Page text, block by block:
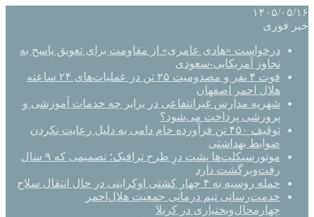
۱۴۰۵/۰۵/۱۶
خبر فوری
درخواست «هادی عامری» از مقاومت برای تعویق پاسخ به
تجاوز آمریکایی-سعودی
فوت ۴ نفر و مصدومیت ۲۵ تن در عملیات‌های ۲۴ ساعته
هلال احمر اصفهان
شهریه مدارس غیرانتفاعی در برابر چه خدمات آموزشی و
پرورشی پرداخت می‌شود؟
توقیف ۴۵۰ تن فرآورده خام دامی به دلیل رعایت نکردن
ضوابط بهداشتی
موتورسیکلت‌ها پشت درِ طرح ترافیک؛ تصمیمی که ۹ سال
رفت‌وبرگشت دارد
حمله روسیه به ۴ چهار کشتی اوکراینی در حال انتقال سلاح
خدمت‌رسانی تیم درمانی جمعیت هلال‌احمر
چهارمحال‌وبختیاری در کربلا